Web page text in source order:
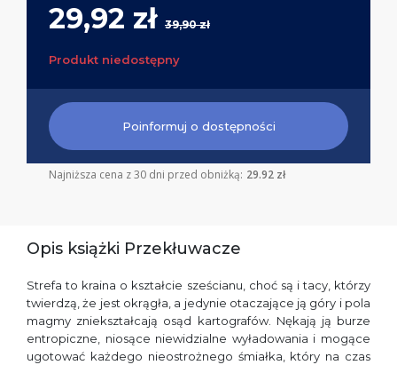
29,92 zł 39,90 zł
Produkt niedostępny
Poinformuj o dostępności
Najniższa cena z 30 dni przed obniżką: 29.92 zł
Opis książki Przekłuwacze
Strefa to kraina o kształcie sześcianu, choć są i tacy, którzy
twierdzą, że jest okrągła, a jedynie otaczające ją góry i pola
magmy zniekształcają osąd kartografów. Nękają ją burze
entropiczne, niosące niewidzialne wyładowania i mogące
ugotować każdego nieostrożnego śmiałka, który na czas